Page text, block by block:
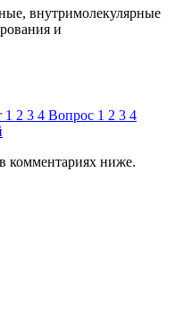
внутримолекулярные
и
1 2 3 4 Вопрос 1 2 3 4
в комментариях ниже.